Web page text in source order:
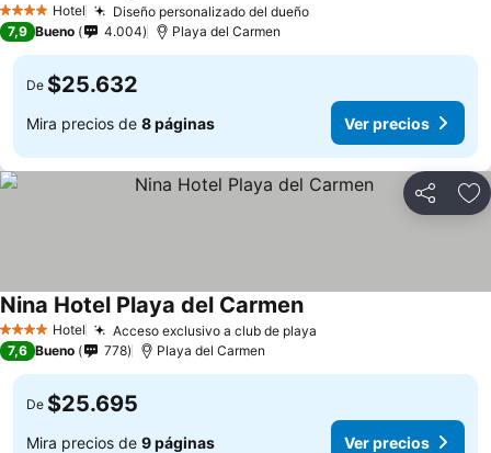
4 EstrellasHotel Diseño personalizado del dueño
7,9 Bueno 4.004 Playa del Carmen
De $25.632
Mira precios de 8 páginas Ver precios
Compartir
4 EstrellasHotel Acceso exclusivo a club de playa
Nina Hotel Playa del Carmen
7,6 Bueno 778 Playa del Carmen
De $25.695
Mira precios de 9 páginas Ver precios